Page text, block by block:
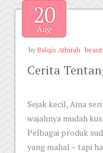
20
Aug
by Balqis Athirah
Cerita
Sejak kecil, Aina
wajahnya mudah
Pelbagai produk
yang mahal – tapi